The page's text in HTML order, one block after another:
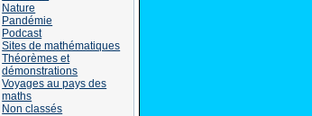
Nature
Pandémie
Podcast
Sites de mathématiques
Théorèmes et
démonstrations
Voyages au pays des
maths
Non classés